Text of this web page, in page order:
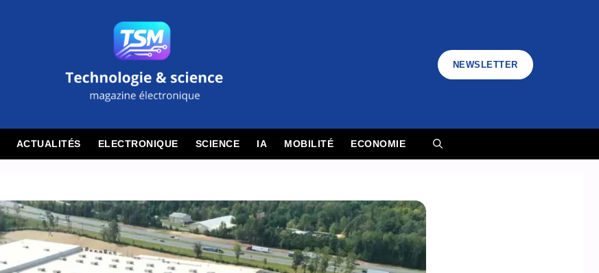
NEWSLETTER
ACTUALITÉS ELECTRONIQUE SCIENCE IA MOBILITÉ ECONOMIE